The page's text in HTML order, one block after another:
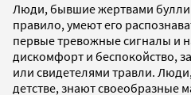
Люди, бывшие жертвами
правило, умеют его
первые тревожные сигналы и
дискомфорт и беспокойство,
или свидетелями травли.
детстве, знают своеобразные